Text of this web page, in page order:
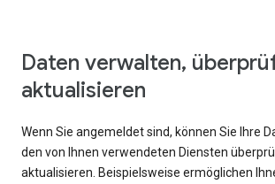
Daten verwalten,
aktualisieren
Wenn Sie angemeldet sind, können Sie Ihre
den von Ihnen verwendeten Diensten
aktualisieren. Beispielsweise ermöglichen